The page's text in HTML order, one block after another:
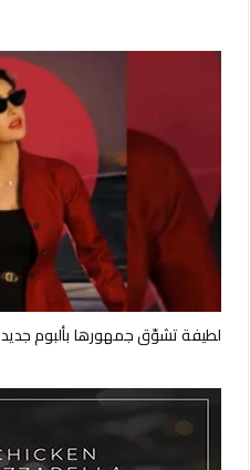
لطيفة تشوّق جمهورها بألبوم جديد